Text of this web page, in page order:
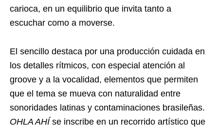
carioca, en un equilibrio que invita tanto a
escuchar como a moverse.
El sencillo destaca por una producción cuidada en
los detalles rítmicos, con especial atención al
groove y a la vocalidad, elementos que permiten
que el tema se mueva con naturalidad entre
sonoridades latinas y contaminaciones brasileñas.
OHLA AHÍ se inscribe en un recorrido artístico que